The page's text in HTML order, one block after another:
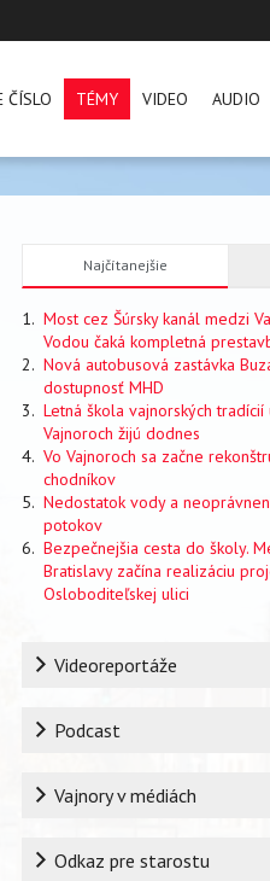
ČÍSLO TÉMY VIDEO AUDIO
Najčítanejšie
Most cez Šúrsky kanál medzi
Vodou čaká kompletná
Nová autobusová zastávka
dostupnosť MHD
Letná škola vajnorských
Vajnoroch žijú dodnes
Vo Vajnoroch sa začne
chodníkov
Nedostatok vody a
potokov
Bezpečnejšia cesta do školy.
Bratislavy začína realizáciu
Osloboditeľskej ulici
RubrikaVideoreportáže
Podcast
Vajnory v médiách
Odkaz pre starostu